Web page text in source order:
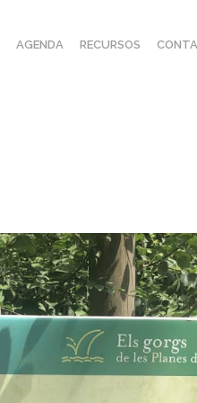
AGENDA RECURSOS